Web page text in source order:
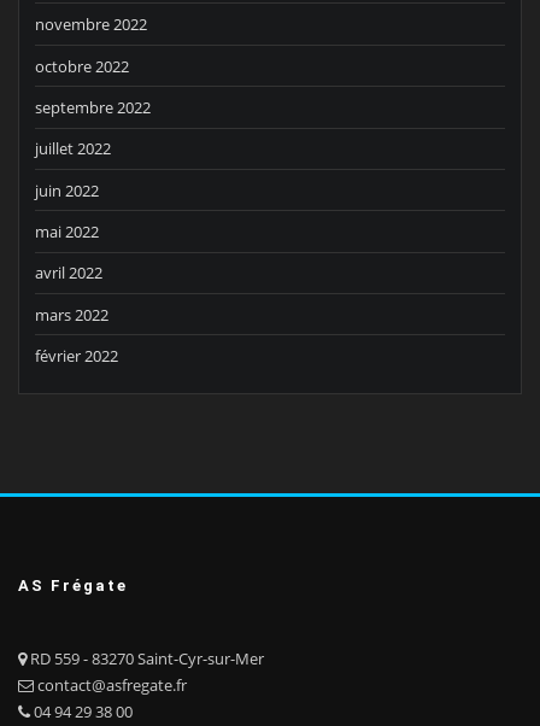
novembre 2022
octobre 2022
septembre 2022
juillet 2022
juin 2022
mai 2022
avril 2022
mars 2022
février 2022
AS Frégate
RD 559 - 83270 Saint-Cyr-sur-Mer
contact@asfregate.fr
04 94 29 38 00